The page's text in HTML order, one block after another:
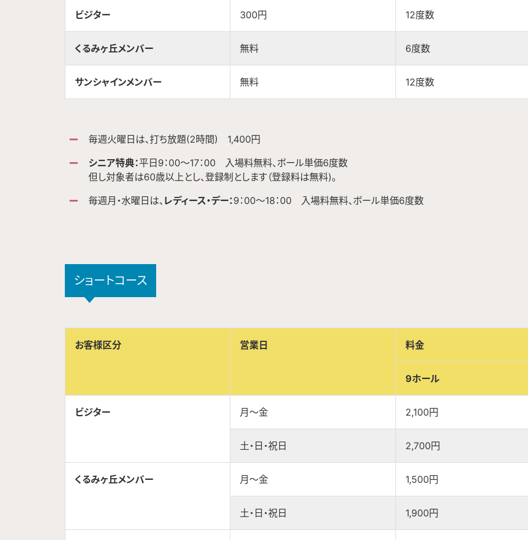
ビジター 300円 12度数
くるみヶ丘メンバー 無料 6度数
サンシャインメンバー 無料 12度数
毎週火曜日は、打ち放題(2時間) 1,400円
シニア特典：平日9：00～17：00 入場料無料、ボール単価6度数
但し対象者は60歳以上とし、登録制とします（登録料は無料)。
毎週月・水曜日は、 レディース・デー：9：00～18：00 入場料無料、ボール単価6度数
ショートコース
お客様区分 営業日 料金
9ホール
ビジター 月～金 2,100円
土・日・祝日 2,700円
くるみヶ丘メンバー 月～金 1,500円
土・日・祝日 1,900円